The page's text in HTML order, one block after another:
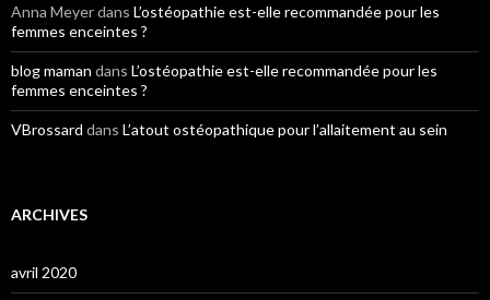
Anna Meyerdans L’ostéopathie est-elle recommandée pour les
femmes enceintes ?
blog maman dans L’ostéopathie est-elle recommandée pour les
femmes enceintes ?
VBrossard dans L’atout ostéopathique pour l’allaitement au sein
ARCHIVES
avril 2020